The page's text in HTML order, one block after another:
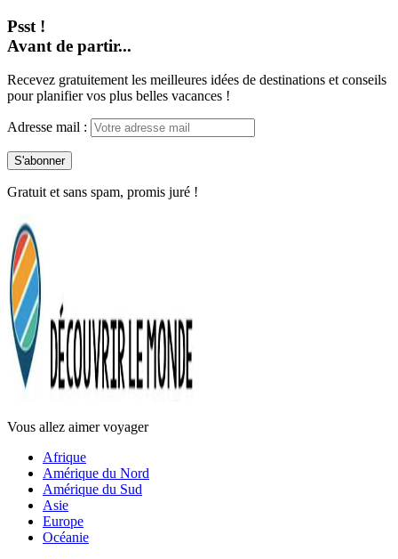
Psst !
Avant de partir...
Recevez gratuitement les meilleures idées de destinations et conseils
pour planifier vos plus belles vacances !
Adresse mail :
Gratuit et sans spam, promis juré !
Vous allez aimer voyager
Afrique
Amérique du Nord
Amérique du Sud
Asie
Europe
Océanie